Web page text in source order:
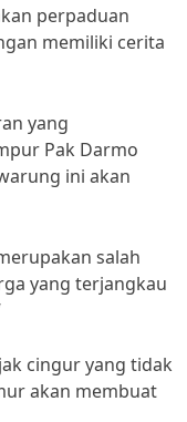
perpaduan
memiliki cerita
yang
Pak Darmo
ini akan
salah
yang terjangkau
cingur yang tidak
akan membuat